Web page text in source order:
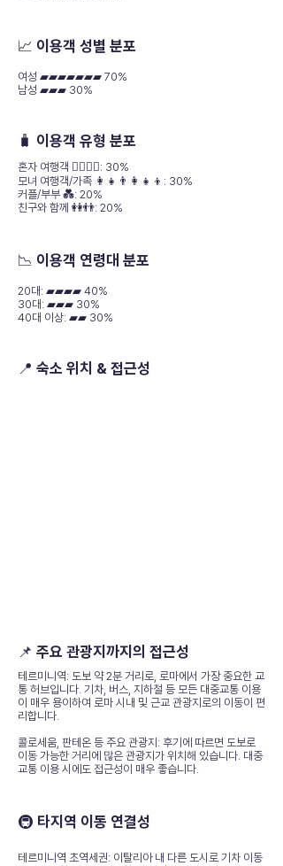
📈 이용객 성별 분포
여성 ▰▰▰▰▰▰▰ 70%
남성 ▰▰▰ 30%
🧳 이용객 유형 분포
혼자 여행객 🚶‍♀️🚶‍♂️: 30%
모녀 여행객/가족 👩‍👧👨‍👩‍👧‍👦: 30%
커플/부부 💑: 20%
친구와 함께 👭👬: 20%
📉 이용객 연령대 분포
20대: ▰▰▰▰ 40%
30대: ▰▰▰ 30%
40대 이상: ▰▰ 30%
📍 숙소 위치 & 접근성
📌 주요 관광지까지의 접근성
테르미니역: 도보 약 2분 거리로, 로마에서 가장 중요한 교
통 허브입니다. 기차, 버스, 지하철 등 모든 대중교통 이용
이 매우 용이하여 로마 시내 및 근교 관광지로의 이동이 편
리합니다.
콜로세움, 판테온 등 주요 관광지: 후기에 따르면 도보로
이동 가능한 거리에 많은 관광지가 위치해 있습니다. 대중
교통 이용 시에도 접근성이 매우 좋습니다.
🚇 타지역 이동 연결성
테르미니역 초역세권: 이탈리아 내 다른 도시로 기차 이동